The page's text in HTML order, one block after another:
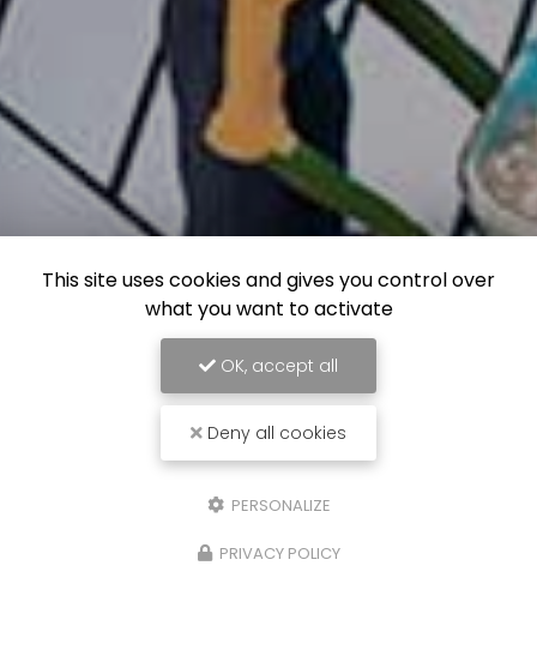
This site uses cookies and gives you control over
what you want to activate
OK, accept all
Deny all cookies
PERSONALIZE
PRIVACY POLICY